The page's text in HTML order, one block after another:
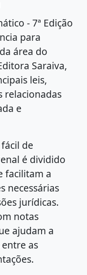
- 7ª Edição
para
área do
Saraiva,
leis,
relacionadas
e
de
é dividido
facilitam a
necessárias
jurídicas.
notas
ajudam a
as